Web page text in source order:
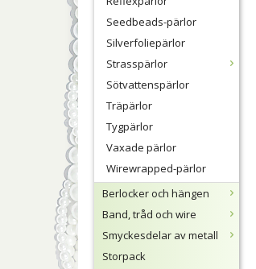
Seedbeads-pärlor
Silverfoliepärlor
Strasspärlor
Sötvattenspärlor
Träpärlor
Tygpärlor
Vaxade pärlor
Wirewrapped-pärlor
Berlocker och hängen
Band, tråd och wire
Smyckesdelar av metall
Storpack